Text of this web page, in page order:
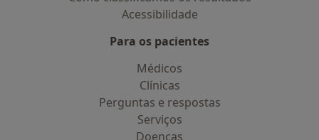
Acessibilidade
Para os pacientes
Médicos
Clínicas
Perguntas e respostas
Serviços
Doencas